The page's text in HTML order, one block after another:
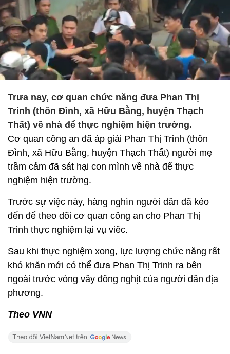
Trưa nay, cơ quan chức năng đưa Phan Thị
Trinh (thôn Đình, xã Hữu Bằng, huyện Thạch
Thất) về nhà để thực nghiệm hiện trường.
Cơ quan công an đã áp giải Phan Thị Trinh (thôn
Đình, xã Hữu Bằng, huyện Thạch Thất) người mẹ
trầm cảm đã sát hại con mình về nhà để thực
nghiệm hiện trường.
Trước sự việc này, hàng nghìn người dân đã kéo
đến để theo dõi cơ quan công an cho Phan Thị
Trinh thực nghiệm lại vụ viêc.
Sau khi thực nghiệm xong, lực lượng chức năng rất
khó khăn mới có thể đưa Phan Thị Trinh ra bên
ngoài trước vòng vây đông nghịt của người dân địa
phương.
Theo VNN